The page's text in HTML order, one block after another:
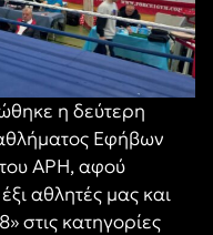
η δεύτερη
Εφήβων
ΑΡΗ, αφού
αθλητές μας και
στις κατηγορίες